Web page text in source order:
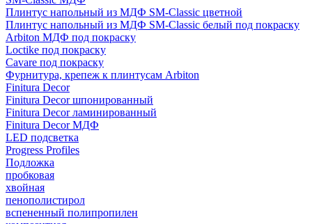
Плинтус напольный из МДФ SM-Classic цветной
Плинтус напольный из МДФ SM-Classic белый под покраску
Arbiton МДФ под покраску
Loctike под покраску
Cavare под покраску
Фурнитура, крепеж к плинтусам Arbiton
Finitura Decor
Finitura Decor шпонированный
Finitura Decor ламинированный
Finitura Decor МДФ
LED подсветка
Progress Profiles
Подложка
пробковая
хвойная
пенополистирол
вспененный полипропилен